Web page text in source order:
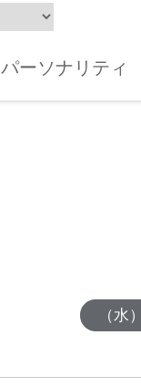
パーソナリティ
（水